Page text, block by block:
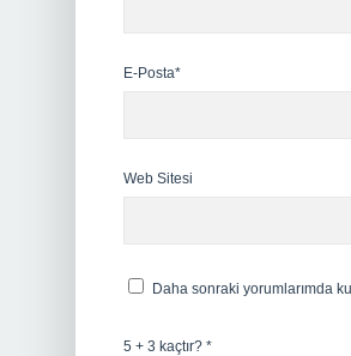
E-Posta*
Web Sitesi
Daha sonraki yorumlarımda
5 + 3 kaçtır? *